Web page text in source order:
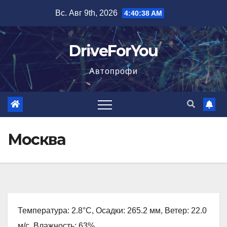
содержимому
Вс. Авг 9th, 2026 4:40:40 AM
DriveForYou
Автопрофи
Москва
Температура: 2.8°C, Осадки: 265.2 мм, Ветер: 22.0